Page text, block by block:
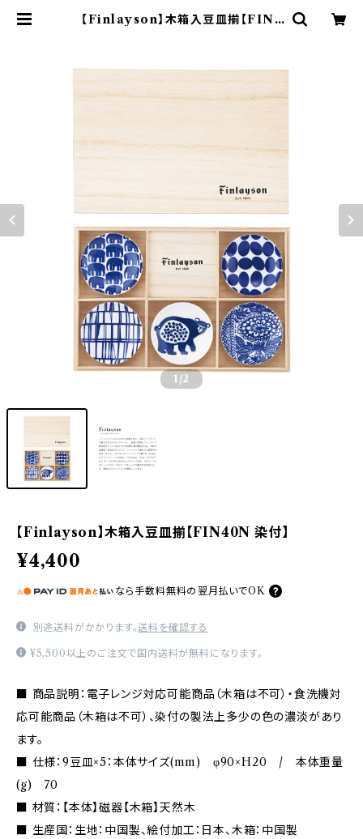
【Finlayson】木箱入豆皿揃【FIN4
1 /2
【Finlayson】木箱入豆皿揃【FIN40N 染付】
¥4,400
なら 手数料無料の 翌月払いでOK
別途送料がかかります。送料を確認する
¥5,500以上のご注文で国内送料が無料になります。
■ 商品説明：電子レンジ対応可能商品（木箱は不可）・食洗機対
応可能商品（木箱は不可）、染付の製法上多少の色の濃淡があり
ます。
■ 仕様：9豆皿×5：本体サイズ(mm) φ90×H20 / 本体重量
(g) 70
■ 材質：【本体】磁器【木箱】天然木
■ 生産国：生地：中国製、絵付加工：日本、木箱：中国製